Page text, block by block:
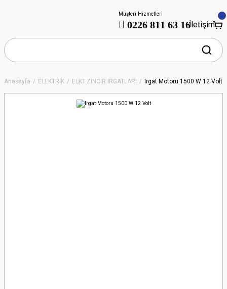
Müşteri Hizmetleri
0226 811 63 16İletişim
Anasayfa ELEKTRİK ELKT.ZİNCİR IRGATLARI Irgat Motoru 1500 W 12 Volt